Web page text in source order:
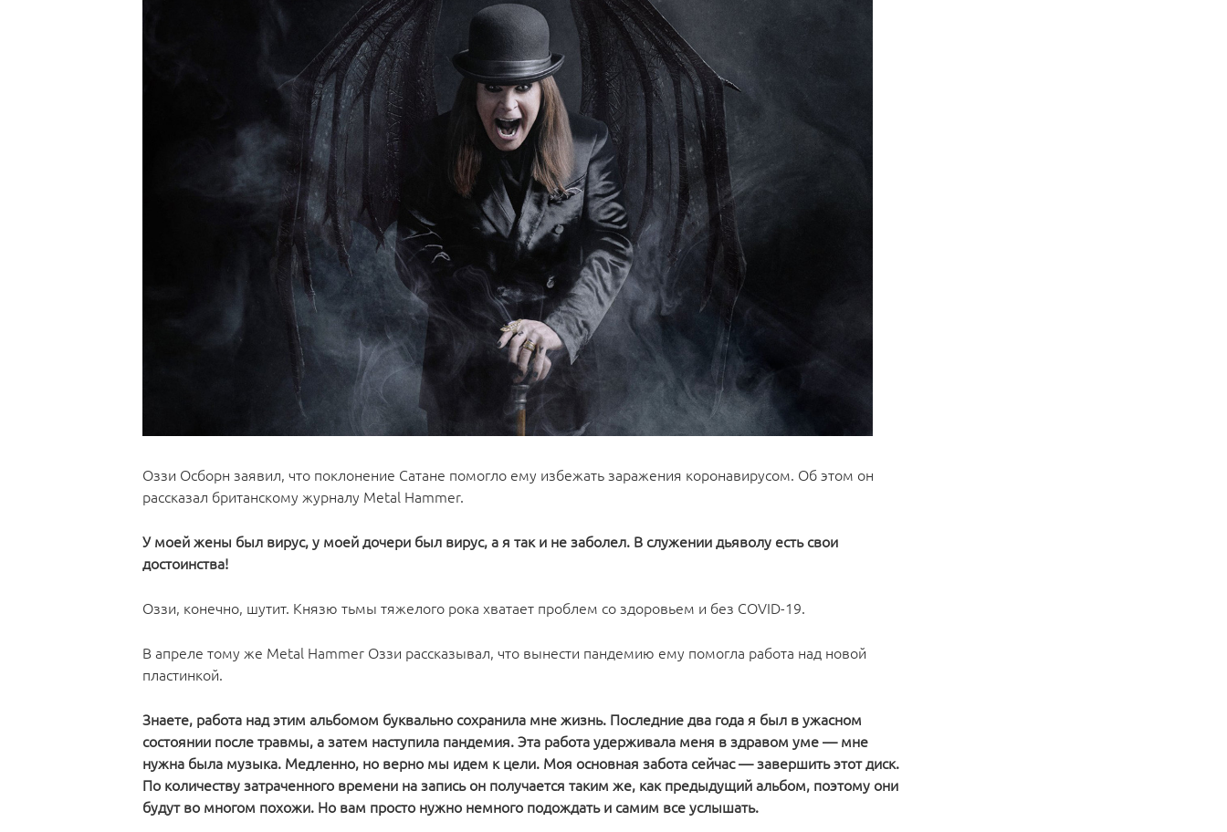
Оззи Осборн заявил, что поклонение Сатане помогло ему избежать заражения коронавирусом. Об этом он
рассказал британскому журналу Metal Hammer.
У моей жены был вирус, у моей дочери был вирус, а я так и не заболел. В служении дьяволу есть свои
достоинства!
Оззи, конечно, шутит. Князю тьмы тяжелого рока хватает проблем со здоровьем и без COVID-19.
В апреле тому же Metal Hammer Оззи рассказывал, что вынести пандемию ему помогла работа над новой
пластинкой.
Знаете, работа над этим альбомом буквально сохранила мне жизнь. Последние два года я был в ужасном
состоянии после травмы, а затем наступила пандемия. Эта работа удерживала меня в здравом уме — мне
нужна была музыка. Медленно, но верно мы идем к цели. Моя основная забота сейчас — завершить этот диск.
По количеству затраченного времени на запись он получается таким же, как предыдущий альбом, поэтому они
будут во многом похожи. Но вам просто нужно немного подождать и самим все услышать.